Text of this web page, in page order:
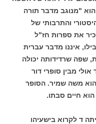
"מנוגב מדבר תורה
והתרבותי של
את ספרות חז"ל
איננו מדבר עברית
שפה שרדידותה יכולה
מבין סופרי דור
הוא משה שמיר. הסופר
חיים סבתו.
ד לקרוא בישעיהו